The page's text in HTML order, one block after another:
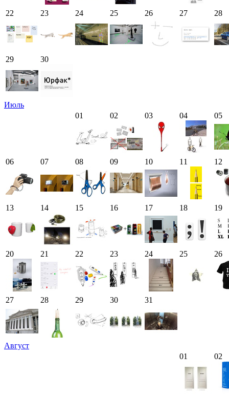
22 23 24 25 26 27 28
29 30
Июль
01
02 03 04 05
06 07 08 09 10 11 12
13 14 15 16 17 18 19
20 21 22 23 24 25 26
27 28 29 30 31
Август
01
02